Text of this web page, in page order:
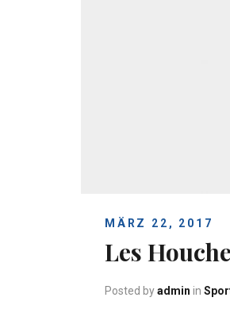
MÄRZ 22, 2017
Les
Posted byadmin in